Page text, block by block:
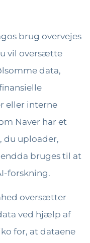
brug overvejes
vil oversætte
data,
eller interne
Naver har et
du uploader,
bruges til at
forskning.
oversætter
ved hjælp af
for, at dataene